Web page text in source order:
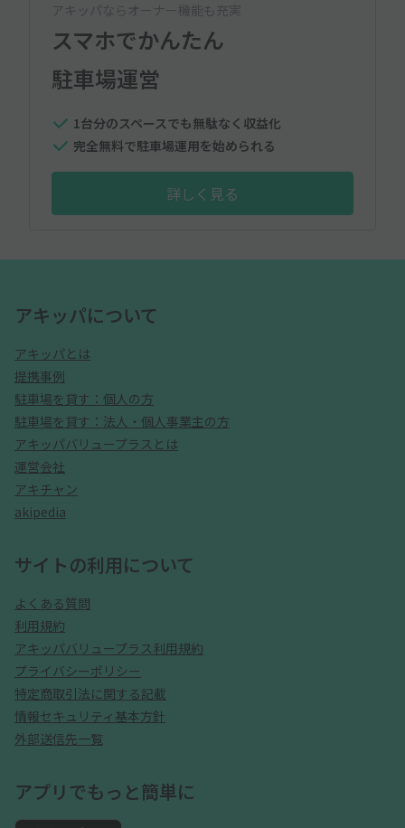
アキッパならオーナー機能も充実
スマホでかんたん
駐車場運営
1台分のスペースでも無駄なく収益化
完全無料で駐車場運用を始められる
詳しく見る
アキッパについて
アキッパとは
提携事例
駐車場を貸す：個人の方
駐車場を貸す：法人・個人事業主の方
アキッパバリュープラスとは
運営会社
アキチャン
akipedia
サイトの利用について
よくある質問
利用規約
アキッパバリュープラス利用規約
プライバシーポリシー
特定商取引法に関する記載
情報セキュリティ基本方針
外部送信先一覧
アプリでもっと簡単に